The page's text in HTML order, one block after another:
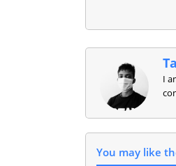
I
You may like